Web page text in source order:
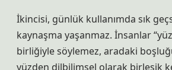
İkincisi, günlük kullanımda sık
kaynaşma yaşanmaz. İnsanlar
birliğiyle söylemez, aradaki
yüzden dilbilimsel olarak birleşik